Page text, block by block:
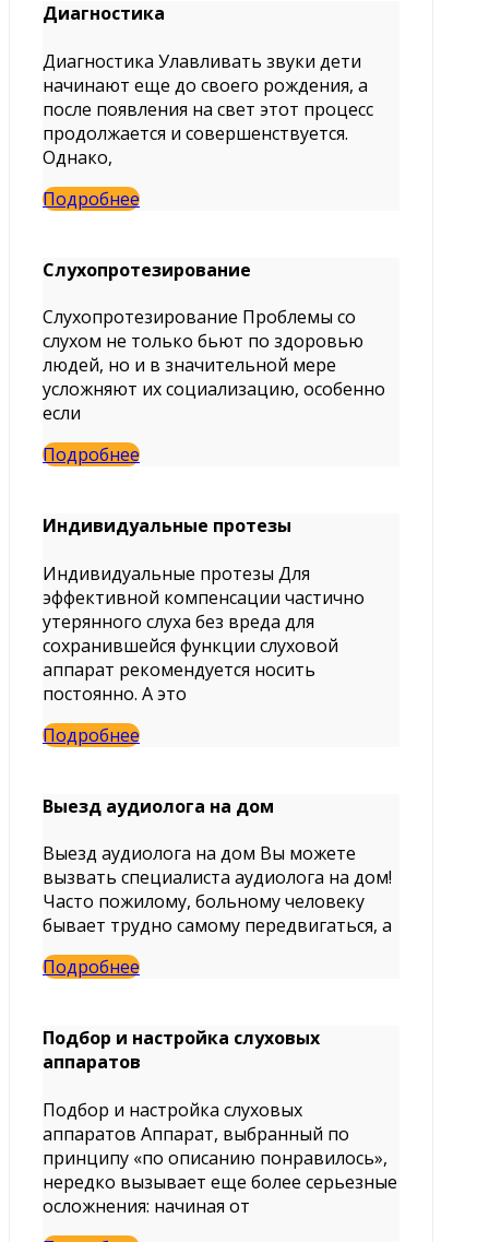
Диагностика
Диагностика Улавливать звуки дети
начинают еще до своего рождения, а
после появления на свет этот процесс
продолжается и совершенствуется.
Однако,
Подробнее
Слухопротезирование
Слухопротезирование Проблемы со
слухом не только бьют по здоровью
людей, но и в значительной мере
усложняют их социализацию, особенно
если
Подробнее
Индивидуальные протезы
Индивидуальные протезы Для
эффективной компенсации частично
утерянного слуха без вреда для
сохранившейся функции слуховой
аппарат рекомендуется носить
постоянно. А это
Подробнее
Выезд аудиолога на дом
Выезд аудиолога на дом Вы можете
вызвать специалиста аудиолога на дом!
Часто пожилому, больному человеку
бывает трудно самому передвигаться, а
Подробнее
Подбор и настройка слуховых
аппаратов
Подбор и настройка слуховых
аппаратов Аппарат, выбранный по
принципу «по описанию понравилось»,
нередко вызывает еще более серьезные
осложнения: начиная от